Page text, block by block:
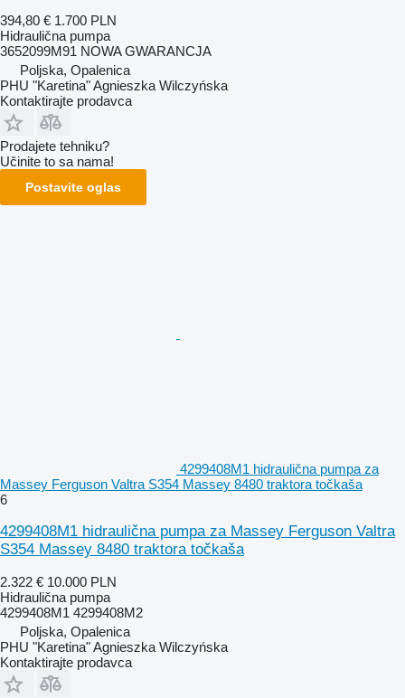
394,80 € 1.700 PLN
Hidraulična pumpa
3652099M91 NOWA GWARANCJA
Poljska, Opalenica
PHU "Karetina" Agnieszka Wilczyńska
Kontaktirajte prodavca
Prodajete tehniku?
Učinite to sa nama!
Postavite oglas
4299408M1 hidraulična pumpa za
Massey Ferguson Valtra S354 Massey 8480 traktora točkaša
6
4299408M1 hidraulična pumpa za Massey Ferguson Valtra
S354 Massey 8480 traktora točkaša
2.322 € 10.000 PLN
Hidraulična pumpa
4299408M1 4299408M2
Poljska, Opalenica
PHU "Karetina" Agnieszka Wilczyńska
Kontaktirajte prodavca